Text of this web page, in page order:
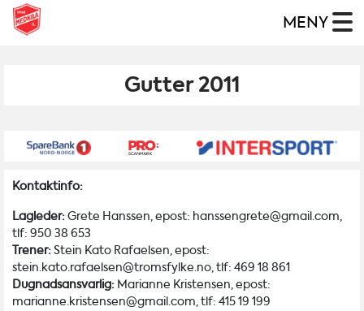
MENY
Gutter 2011
Kontaktinfo:
Lagleder:Grete Hanssen, epost: hanssengrete@gmail.com,
tlf: 950 38 653
Trener:Stein Kato Rafaelsen, epost:
stein.kato.rafaelsen@tromsfylke.no, tlf: 469 18 861
Dugnadsansvarlig: Marianne Kristensen, epost:
marianne.kristensen@gmail.com, tlf: 415 19 199